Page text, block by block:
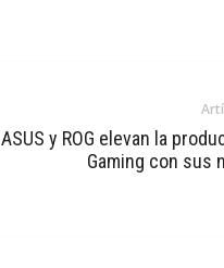
ASUS y ROG elevan la
Gaming con sus